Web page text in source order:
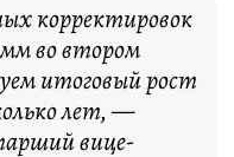
корректировок
во втором
итоговый рост
лет, —
вице-